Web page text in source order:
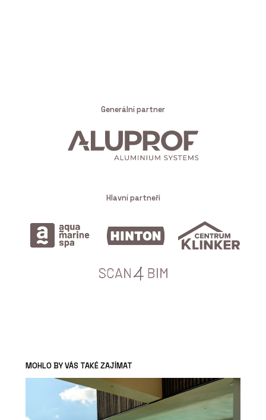
Generální partner
Hlavní partneři
MOHLO BY VÁS TAKÉ ZAJÍMAT